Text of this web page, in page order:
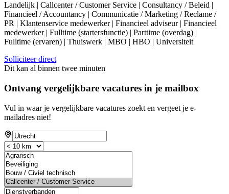
Landelijk | Callcenter / Customer Service | Consultancy / Beleid |
Financieel / Accountancy | Communicatie / Marketing / Reclame /
PR | Klantenservice medewerker | Financieel adviseur | Financieel
medewerker | Fulltime (startersfunctie) | Parttime (overdag) |
Fulltime (ervaren) | Thuiswerk | MBO | HBO | Universiteit
Solliciteer direct
Dit kan al binnen twee minuten
Ontvang vergelijkbare vacatures in je mailbox
Vul in waar je vergelijkbare vacatures zoekt en vergeet je e-
mailadres niet!